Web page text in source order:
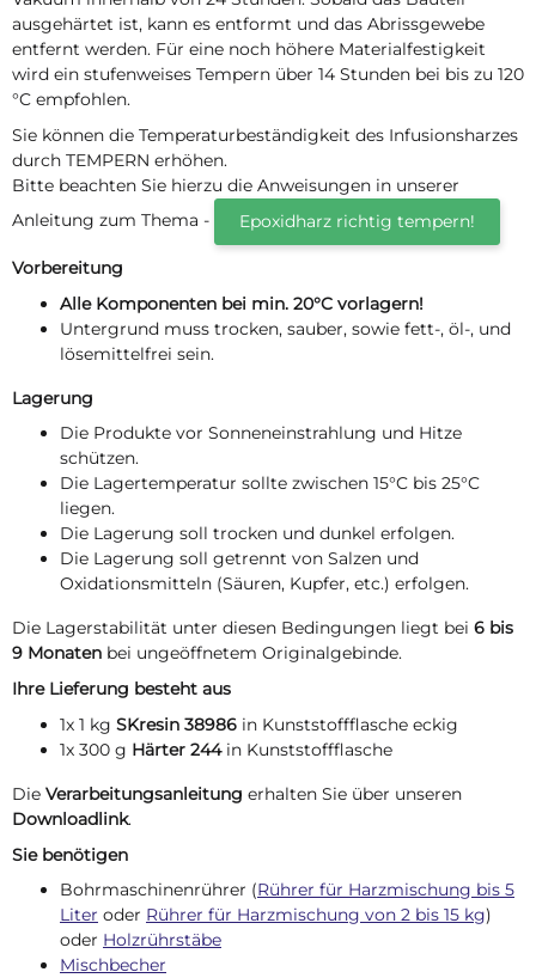
ausgehärtet ist, kann es entformt und das Abrissgewebe
entfernt werden. Für eine noch höhere Materialfestigkeit
wird ein stufenweises Tempern über 14 Stunden bei bis zu 120
°C empfohlen.
Sie können die Temperaturbeständigkeit des Infusionsharzes
durch TEMPERN erhöhen.
Bitte beachten Sie hierzu die Anweisungen in unserer
Anleitung zum Thema -
Epoxidharz richtig tempern!
Vorbereitung
Alle Komponenten bei min. 20°C vorlagern!
Untergrund muss trocken, sauber, sowie fett-, öl-, und
lösemittelfrei sein.
Lagerung
Die Produkte vor Sonneneinstrahlung und Hitze
schützen.
Die Lagertemperatur sollte zwischen 15°C bis 25°C
liegen.
Die Lagerung soll trocken und dunkel erfolgen.
Die Lagerung soll getrennt von Salzen und
Oxidationsmitteln (Säuren, Kupfer, etc.) erfolgen.
Die Lagerstabilität unter diesen Bedingungen liegt bei 6 bis
9 Monaten bei ungeöffnetem Originalgebinde.
Ihre Lieferung besteht aus
1x 1 kg SKresin 38986 in Kunststoffflasche eckig
1x 300 g Härter 244in Kunststoffflasche
Die Verarbeitungsanleitung erhalten Sie über unseren
Downloadlink.
Sie benötigen
Bohrmaschinenrührer (Rührer für Harzmischung bis 5
Liter oder Rührer für Harzmischung von 2 bis 15 kg)
oder Holzrührstäbe
Mischbecher